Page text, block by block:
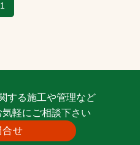
1
する施工や管理など
軽にご相談下さい
合せ